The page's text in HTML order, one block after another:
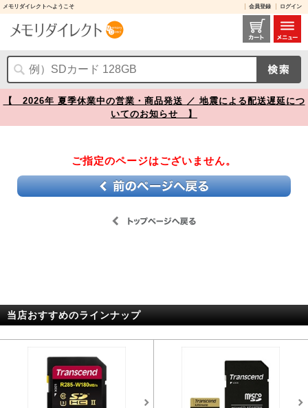
メモリダイレクトへようこそ 会員登録 ログイン
【】
【 2026年 夏季休業中の営業・商品発送 ／ 地震による配送遅延につ
いてのお知らせ 】
ご指定のページはございません。
当店おすすめのラインナップ